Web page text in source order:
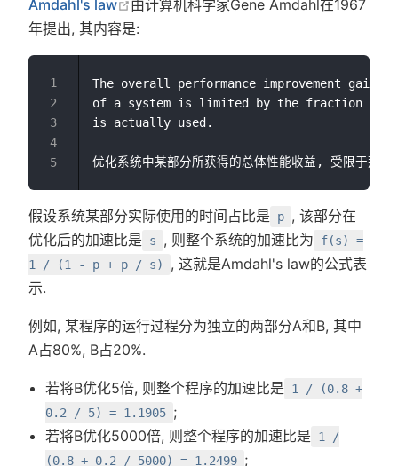
Amdahl's law 在新窗口中打开
由计算机科学家Gene Amdahl在1967
年提出, 其内容是:
The overall performance improvement
of a system is limited by the fraction of
is actually used.
假设系统某部分实际使用的时间占比是 p , 该部分在
优化后的加速比是
s , 则整个系统的加速比为
f(s) =
1 / (1 - p + p / s)
, 这就是Amdahl's law的公式表
示.
例如, 某程序的运行过程分为独立的两部分A和B, 其中
A占80%, B占20%.
若将B优化5倍, 则整个程序的加速比是
1 / (0.8 +
0.2 / 5) = 1.1905 ;
若将B优化5000倍, 则整个程序的加速比是
1 /
(0.8 + 0.2 / 5000) = 1.2499 ;